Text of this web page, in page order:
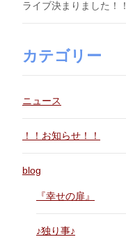
ライブ決まりました！！
カテゴリー
ニュース
！！お知らせ！！
blog
『幸せの扉』
♪独り事♪